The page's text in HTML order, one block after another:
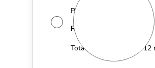
Por apenas 12x de
R$
MÊS
Total de R$179,40 por 12